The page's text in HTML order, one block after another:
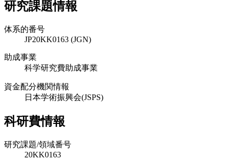
研究課題情報
体系的番号
JP20KK0163 (JGN)
助成事業
科学研究費助成事業
資金配分機関情報
日本学術振興会(JSPS)
科研費情報
研究課題/領域番号
20KK0163